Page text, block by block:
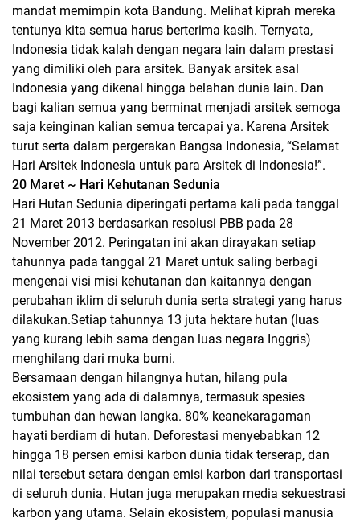
mandat memimpin kota Bandung. Melihat kiprah mereka
tentunya kita semua harus berterima kasih. Ternyata,
Indonesia tidak kalah dengan negara lain dalam prestasi
yang dimiliki oleh para arsitek. Banyak arsitek asal
Indonesia yang dikenal hingga belahan dunia lain. Dan
bagi kalian semua yang berminat menjadi arsitek semoga
saja keinginan kalian semua tercapai ya. Karena Arsitek
turut serta dalam pergerakan Bangsa Indonesia, “Selamat
Hari Arsitek Indonesia untuk para Arsitek di Indonesia!”.
20 Maret ~ Hari Kehutanan Sedunia
Hari Hutan Sedunia diperingati pertama kali pada tanggal
21 Maret 2013 berdasarkan resolusi PBB pada 28
November 2012. Peringatan ini akan dirayakan setiap
tahunnya pada tanggal 21 Maret untuk saling berbagi
mengenai visi misi kehutanan dan kaitannya dengan
perubahan iklim di seluruh dunia serta strategi yang harus
dilakukan.Setiap tahunnya 13 juta hektare hutan (luas
yang kurang lebih sama dengan luas negara Inggris)
menghilang dari muka bumi.
Bersamaan dengan hilangnya hutan, hilang pula
ekosistem yang ada di dalamnya, termasuk spesies
tumbuhan dan hewan langka. 80% keanekaragaman
hayati berdiam di hutan. Deforestasi menyebabkan 12
hingga 18 persen emisi karbon dunia tidak terserap, dan
nilai tersebut setara dengan emisi karbon dari transportasi
di seluruh dunia. Hutan juga merupakan media sekuestrasi
karbon yang utama. Selain ekosistem, populasi manusia